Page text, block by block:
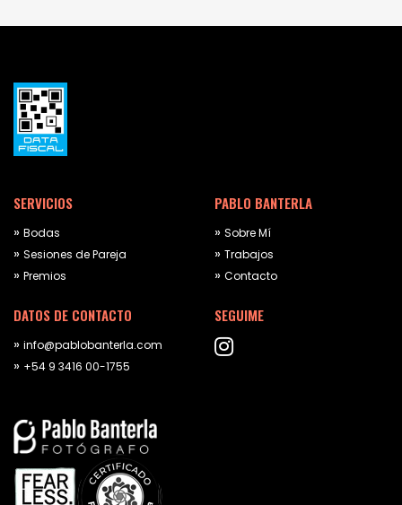
SERVICIOS
Bodas
Sesiones de Pareja
Premios
PABLO BANTERLA
Sobre Mí
Trabajos
Contacto
DATOS DE CONTACTO
info@pablobanterla.com
+54 9 3416 00-1755
SEGUIME